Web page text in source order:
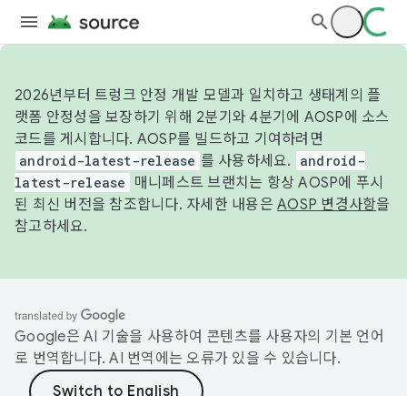
2026년부터 트렁크 안정 개발 모델과 일치하고 생태계의 플
랫폼 안정성을 보장하기 위해 2분기와 4분기에 AOSP에 소스
코드를 게시합니다. AOSP를 빌드하고 기여하려면
android-latest-release 를 사용하세요.
android-
latest-release
매니페스트 브랜치는 항상 AOSP에 푸시
된 최신 버전을 참조합니다. 자세한 내용은 AOSP 변경사항을
참고하세요.
Google은 AI 기술을 사용하여 콘텐츠를 사용자의 기본 언어
로 번역합니다. AI 번역에는 오류가 있을 수 있습니다.